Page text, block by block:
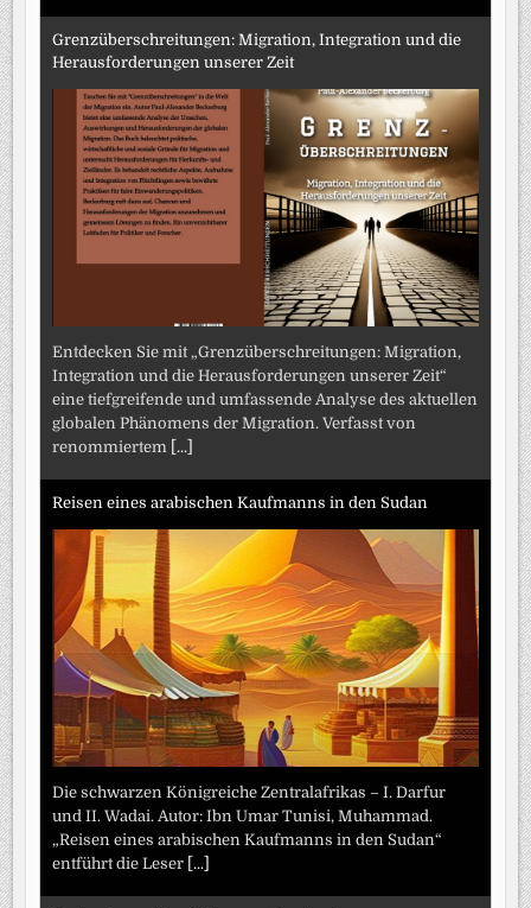
Grenzüberschreitungen: Migration, Integration und die
Herausforderungen unserer Zeit
Entdecken Sie mit „Grenzüberschreitungen: Migration,
Integration und die Herausforderungen unserer Zeit“
eine tiefgreifende und umfassende Analyse des aktuellen
globalen Phänomens der Migration. Verfasst von
renommiertem [...]
Reisen eines arabischen Kaufmanns in den Sudan
Die schwarzen Königreiche Zentralafrikas – I. Darfur
und II. Wadai. Autor: Ibn Umar Tunisi, Muhammad.
„Reisen eines arabischen Kaufmanns in den Sudan“
entführt die Leser [...]